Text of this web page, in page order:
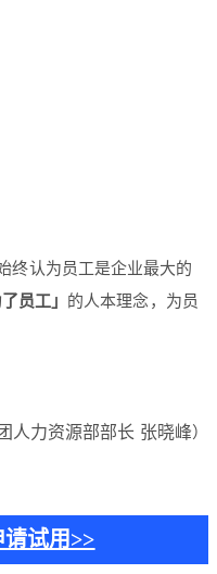
终认为员工是企业最大的
员工」 的人本理念，为员
人力资源部部长 张晓峰）
试用>>